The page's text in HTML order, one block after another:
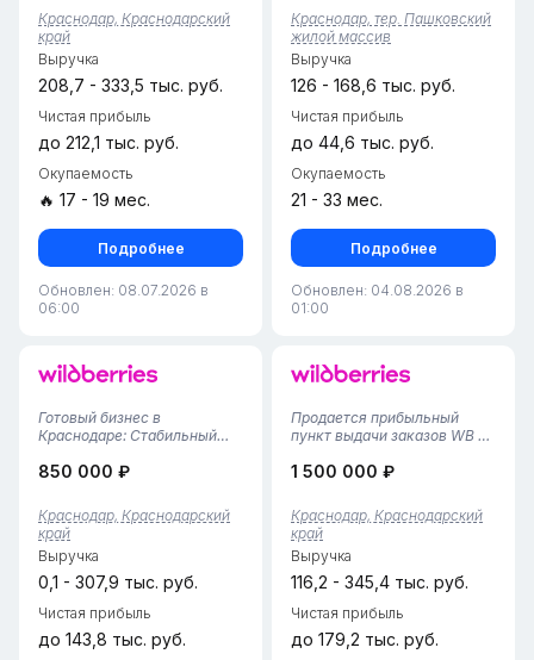
бизнес-объект — пункт
выдачи заказов
Wildberries.Площадь — 40
кв. м: просторная
клиентска...
Краснодар, Краснодарский
край
Выручка
208,7 - 333,5 тыс. руб.
Чистая прибыль
до 212,1 тыс. руб.
Окупаемость
🔥 17 - 19 мес.
Подробнее
Обновлен: 08.07.2026 в
06:00
ищет перспективное и
стабильное
направление.Основные
характеристики:Арендная
пла...
Краснодар, тер. Пашковский
жилой массив
Выручка
126 - 168,6 тыс. руб.
Чистая прибыль
до 44,6 тыс. руб.
Окупаемость
21 - 33 мес.
Подробнее
Обновлен: 04.08.2026 в
01:00
Готовый бизнес в
Краснодаре: Стабильный
Почти год
приобретению полностью
отлаженный и
перспективный пункт
выдачи заказов Wildberries в
одном из самых акт...
850 000 ₽
Краснодар, Краснодарский
край
Выручка
0,1 - 307,9 тыс. руб.
Чистая прибыль
до 143,8 тыс. руб.
Продается прибыльный
пункт выдачи заказов WB в
район• Площадь помещения
грамотно организованная
зона хранения и выдачи
заказов. Большая площадь
позволяет к...
1 500 000 ₽
Краснодар, Краснодарский
край
Выручка
116,2 - 345,4 тыс. руб.
Чистая прибыль
до 179,2 тыс. руб.